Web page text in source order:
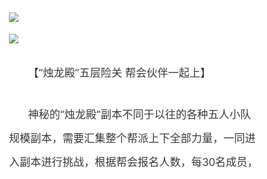
【“烛龙殿”五层险关 帮会伙伴一起上】
神秘的“烛龙殿”副本不同于以往的各种五人小队
规模副本，需要汇集整个帮派上下全部力量，一同进
入副本进行挑战，根据帮会报名人数，每30名成员，